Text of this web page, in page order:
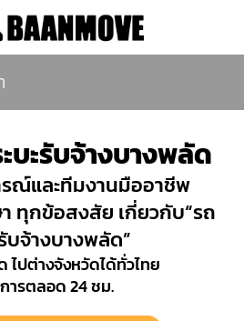
บะรับจ้างบางพลัด
ณ์และทีมงานมืออาชีพ
ทุกข้อสงสัย เกี่ยวกับ“รถ
บจ้างบางพลัด”
ไปต่างจังหวัดได้ทั่วไทย
ารตลอด 24 ชม.